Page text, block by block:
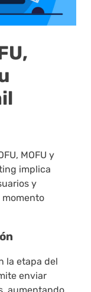
MOFU y
implica
y
momento
la etapa del
enviar